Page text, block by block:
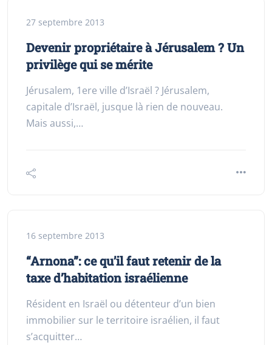
27 septembre 2013
Devenir propriétaire à Jérusalem ? Un
privilège qui se mérite
Jérusalem, 1ere ville d’Israël ? Jérusalem,
capitale d’Israël, jusque là rien de nouveau.
Mais aussi,…
16 septembre 2013
“Arnona”: ce qu’il faut retenir de la
taxe d’habitation israélienne
Résident en Israël ou détenteur d’un bien
immobilier sur le territoire israélien, il faut
s’acquitter…